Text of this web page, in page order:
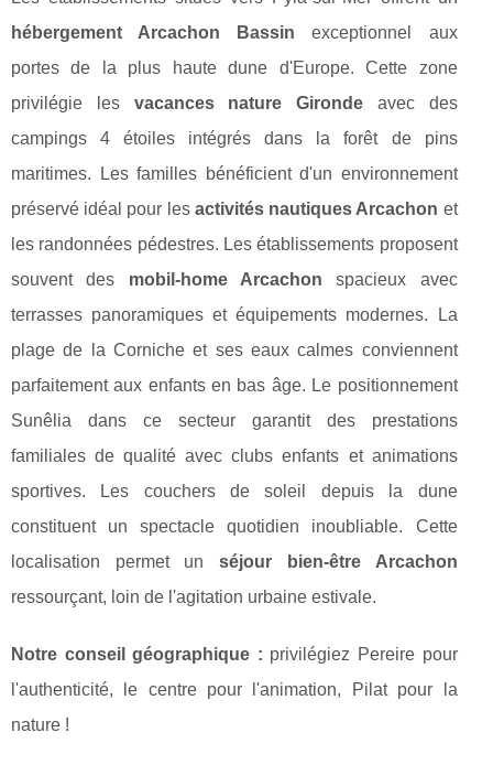
hébergement Arcachon Bassin exceptionnel aux
portes de la plus haute dune d'Europe. Cette zone
privilégie les vacances nature Gironde avec des
campings 4 étoiles intégrés dans la forêt de pins
maritimes. Les familles bénéficient d'un environnement
préservé idéal pour les activités nautiques Arcachon et
les randonnées pédestres. Les établissements proposent
souvent des mobil-home Arcachon spacieux avec
terrasses panoramiques et équipements modernes. La
plage de la Corniche et ses eaux calmes conviennent
parfaitement aux enfants en bas âge. Le positionnement
Sunêlia dans ce secteur garantit des prestations
familiales de qualité avec clubs enfants et animations
sportives. Les couchers de soleil depuis la dune
constituent un spectacle quotidien inoubliable. Cette
localisation permet unséjour bien-être Arcachon
ressourçant, loin de l'agitation urbaine estivale.
Notre conseil géographique : privilégiez Pereire pour
l'authenticité, le centre pour l'animation, Pilat pour la
nature !